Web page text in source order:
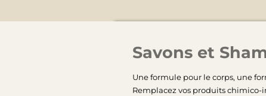
Savons et
Une formule pour le corps, une
Remplacez vos produits chimico-